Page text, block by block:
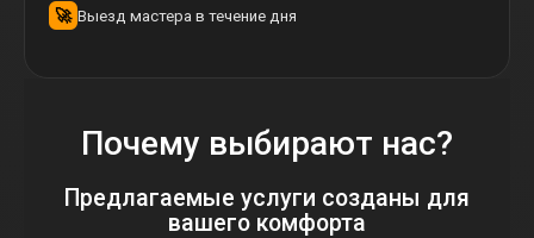
🚀 Выезд мастера в течение дня
Почему выбирают нас?
Предлагаемые услуги созданы для
вашего комфорта